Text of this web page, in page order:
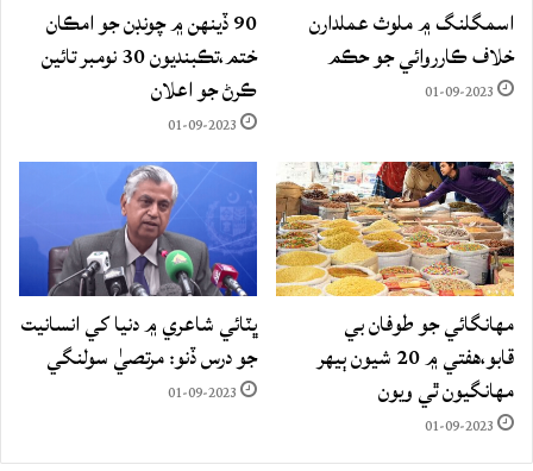
اسمگلنگ ۾ ملوث عملدارن
خلاف ڪارروائي جو حڪم
01-09-2023
90 ڏينهن ۾ چونڊن جو امڪان
ختم،تڪبنديون 30 نومبر تائين
ڪرڻ جو اعلان
01-09-2023
مهانگائي جو طوفان بي
قابو،هفتي ۾ 20 شيون ٻيهر
مهانگيون ٿي ويون
01-09-2023
ڀٽائي شاعري ۾ دنيا کي انسانيت
جو درس ڏنو: مرتصيٰ سولنگي
01-09-2023